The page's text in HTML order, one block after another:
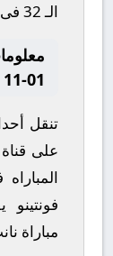
الـ 32 فى تمام الساعه 20:00 بتوقيت مصر.
01-11
تنقل
مباراة